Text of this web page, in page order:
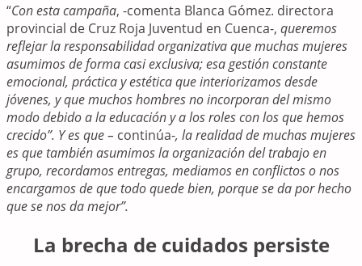
“Con esta campaña, -comenta Blanca Gómez. directora
provincial de Cruz Roja Juventud en Cuenca-, queremos
reflejar la responsabilidad organizativa que muchas mujeres
asumimos de forma casi exclusiva; esa gestión constante
emocional, práctica y estética que interiorizamos desde
jóvenes, y que muchos hombres no incorporan del mismo
modo debido a la educación y a los roles con los que hemos
crecido”. Y es que – continúa-, la realidad de muchas mujeres
es que también asumimos la organización del trabajo en
grupo, recordamos entregas, mediamos en conflictos o nos
encargamos de que todo quede bien, porque se da por hecho
que se nos da mejor”.
La brecha de cuidados persiste